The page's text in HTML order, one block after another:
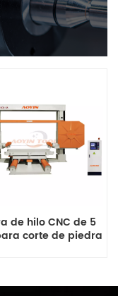
de hilo CNC de 5
corte de piedra